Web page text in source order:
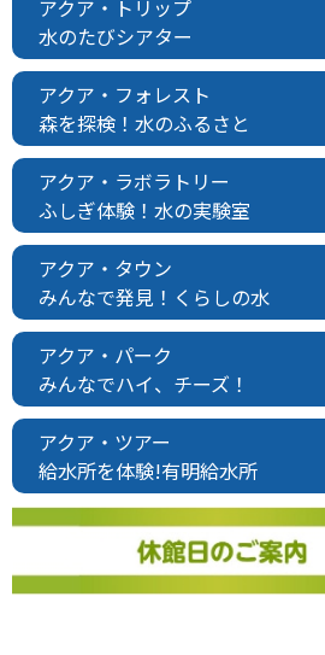
アクア・トリップ
水のたびシアター
アクア・フォレスト
森を探検！水のふるさと
アクア・ラボラトリー
ふしぎ体験！水の実験室
アクア・タウン
みんなで発見！くらしの水
アクア・パーク
みんなでハイ、チーズ！
アクア・ツアー
給水所を体験!有明給水所